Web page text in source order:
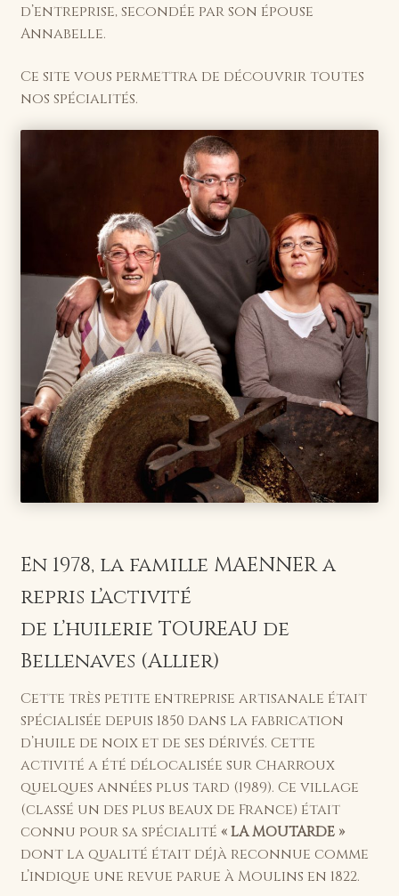
d’entreprise, secondée par son épouse
Annabelle.
Ce site vous permettra de découvrir toutes
nos spécialités.
En 1978, la famille MAENNER a
repris l’activité
de l’huilerie TOUREAU de
Bellenaves (Allier)
Cette très petite entreprise artisanale était
spécialisée depuis 1850 dans la fabrication
d’huile de noix et de ses dérivés. Cette
activité a été délocalisée sur Charroux
quelques années plus tard (1989). Ce village
(classé un des plus beaux de France) était
connu pour sa spécialité « LA MOUTARDE »
dont la qualité était déjà reconnue comme
l’indique une revue parue à Moulins en 1822.